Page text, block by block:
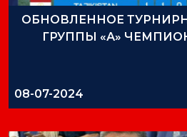
ОБНОВЛЕННОЕ
ГРУППЫ «А»
08-07-2024